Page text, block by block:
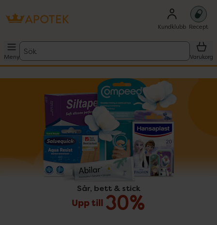
Kundklubb Recept
Meny
Sök
Varukorg
Sår, bett & stick
Upp till 30%